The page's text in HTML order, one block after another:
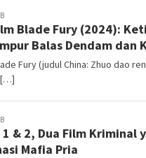
Blade Fury (2024):
Balas Dendam dan
Fury (judul China: Zhuo dao
[…]
& 2, Dua Film Kriminal
Mafia Pria